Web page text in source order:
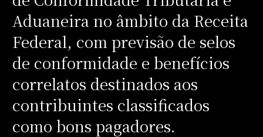
Aduaneira no âmbito da Receita
Federal, com previsão de selos
de conformidade e benefícios
correlatos destinados aos
contribuintes classificados
como bons pagadores.